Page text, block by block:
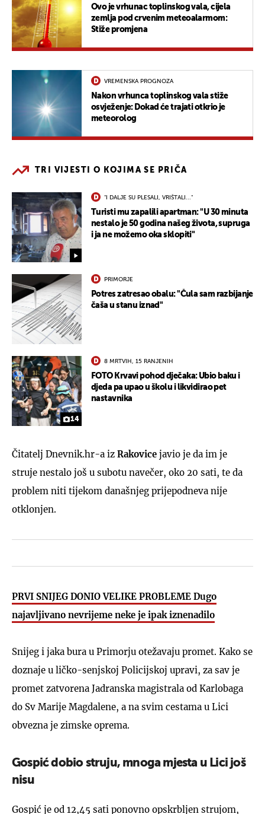
Ovo je vrhunac toplinskog vala, cijela
zemlja pod crvenim meteoalarmom:
Stiže promjena
VREMENSKA PROGNOZA
Nakon vrhunca toplinskog vala stiže
osvježenje: Dokad će trajati otkrio je
meteorolog
TRI VIJESTI O KOJIMA SE PRIČA
"I DALJE SU PLESALI, VRIŠTALI..."
Turisti mu zapalili apartman: "U 30 minuta
nestalo je 50 godina našeg života, supruga
i ja ne možemo oka sklopiti"
PRIMORJE
Potres zatresao obalu: "Čula sam razbijanje
čaša u stanu iznad"
14
8 MRTVIH, 15 RANJENIH
FOTO Krvavi pohod dječaka: Ubio baku i
djeda pa upao u školu i likvidirao pet
nastavnika
Čitatelj Dnevnik.hr-a iz Rakovice javio je da im je
struje nestalo još u subotu navečer, oko 20 sati, te da
problem niti tijekom današnjeg prijepodneva nije
otklonjen.
PRVI SNIJEG DONIO VELIKE PROBLEME Dugo
najavljivano nevrijeme neke je ipak iznenadilo
Snijeg i jaka bura u Primorju otežavaju promet. Kako se
doznaje u ličko-senjskoj Policijskoj upravi, za sav je
promet zatvorena Jadranska magistrala od Karlobaga
do Sv Marije Magdalene, a na svim cestama u Lici
obvezna je zimske oprema.
Gospić dobio struju, mnoga mjesta u Lici još
nisu
Gospić je od 12,45 sati ponovno opskrbljen strujom,